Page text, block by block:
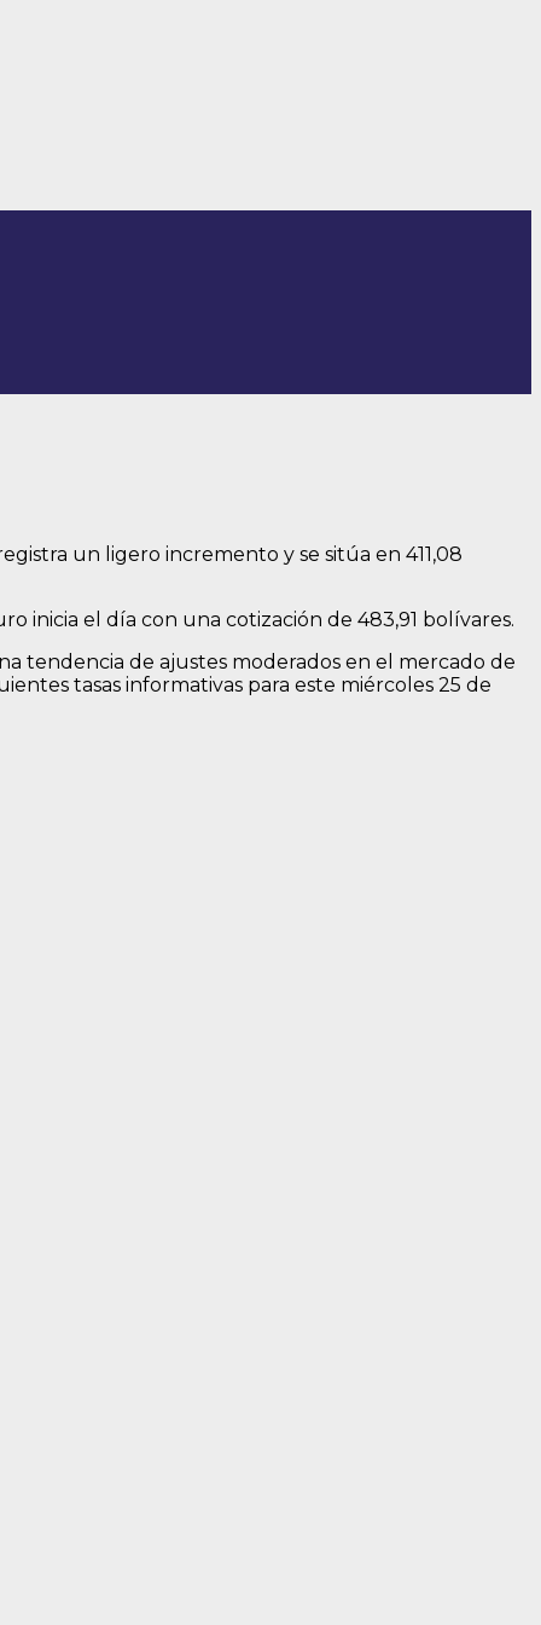
un ligero incremento y se sitúa en 411,08
inicia el día con una cotización de 483,91 bolívares.
tendencia de ajustes moderados en el mercado de
tasas informativas para este miércoles 25 de